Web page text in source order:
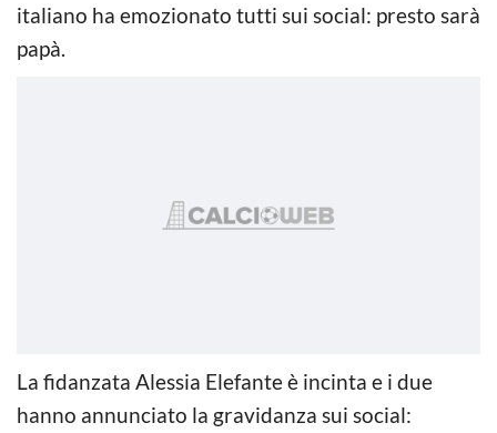
italiano ha emozionato tutti sui social: presto sarà
papà.
La fidanzata Alessia Elefante è incinta e i due
hanno annunciato la gravidanza sui social: